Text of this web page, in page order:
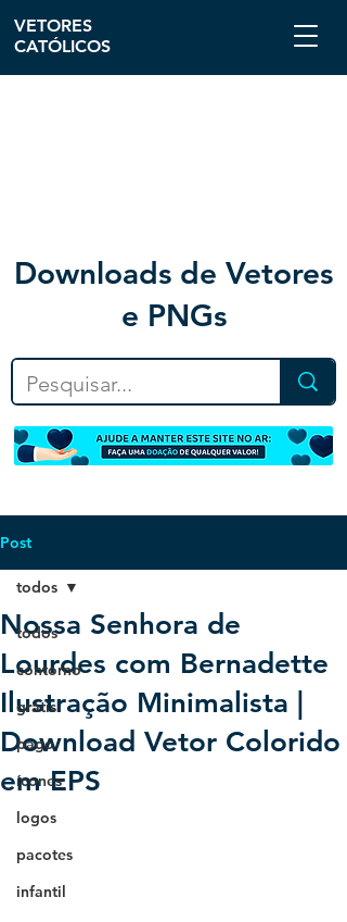
Downloads de Vetores
e PNGs
VETORES
CATÓLICOS
Post
todos
contorno
grátis
pago
ícones
logos
pacotes
infantil
todos
Nossa Senhora de
Lourdes com Bernadette
Ilustração Minimalista |
Download Vetor Colorido
em EPS